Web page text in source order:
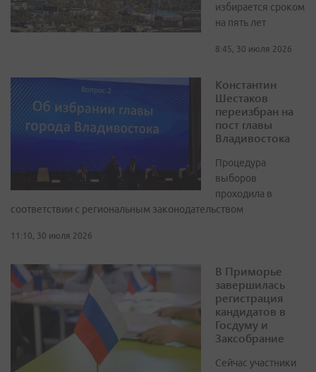
избирается сроком
на пять лет
8:45, 30 июля 2026
Константин
Шестаков
переизбран на
пост главы
Владивостока
Процедура
выборов
проходила в
соответствии с региональным законодательством
11:10, 30 июля 2026
В Приморье
завершилась
регистрация
кандидатов в
Госдуму и
Заксобрание
Сейчас участники